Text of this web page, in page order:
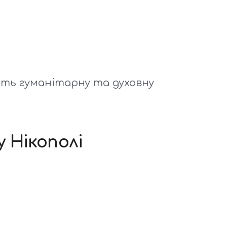
гуманітарну та духовну
Нікополі